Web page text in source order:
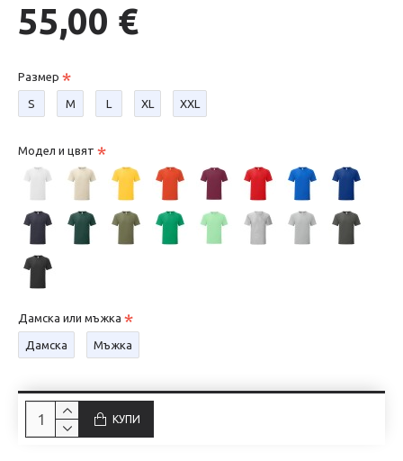
55,00 €
Размер
S М L XL XXL
Модел и цвят
Дамска или мъжка
Дамска Мъжка
КУПИ